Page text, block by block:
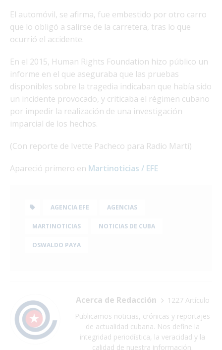
El automóvil, se afirma, fue embestido por otro carro
que lo obligó a salirse de la carretera, tras lo que
ocurrió el accidente.
En el 2015, Human Rights Foundation hizo público un
informe en el que aseguraba que las pruebas
disponibles sobre la tragedia indicaban que había sido
un incidente provocado, y criticaba el régimen cubano
por impedir la realización de una investigación
imparcial de los hechos.
(Con reporte de Ivette Pacheco para Radio Martí)
Apareció primero en Martinoticias / EFE
AGENCIA EFE AGENCIAS
MARTINOTICIAS NOTICIAS DE CUBA
OSWALDO PAYA
Acerca de Redacción
1227 Artículo
Publicamos noticias, crónicas y reportajes
de actualidad cubana. Nos define la
integridad periodística, la veracidad y la
calidad de nuestra información.